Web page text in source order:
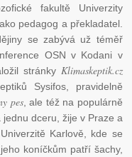
fakultě Univerzity
pedagog a překladatel.
se zabývá už téměř
OSN v Kodani v
stránky Klimaskeptik.cz
Sysifos, pravidelně
pes, ale též na populárně
dceru, žije v Praze a
Karlově, kde se
koníčkům patří šachy,